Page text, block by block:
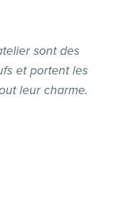
sont des
et portent les
leur charme.